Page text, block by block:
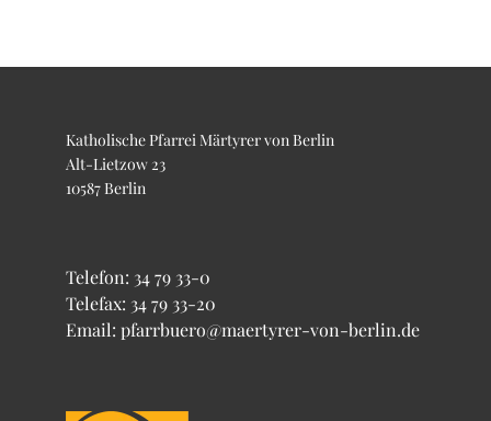
Katholische Pfarrei Märtyrer von Berlin
Alt-Lietzow 23
10587 Berlin
Telefon: 34 79 33-0
Telefax: 34 79 33-20
Email: pfarrbuero@maertyrer-von-berlin.de